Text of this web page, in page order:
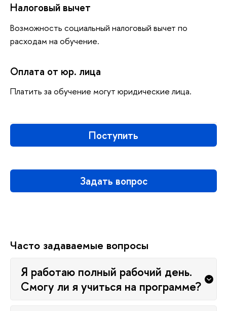
Налоговый вычет
Возможность социальный налоговый вычет по
расходам на обучение.
Оплата от юр. лица
Платить за обучение могут юридические лица.
Поступить
Задать вопрос
Часто задаваемые вопросы
Я работаю полный рабочий день.
Смогу ли я учиться на программе?